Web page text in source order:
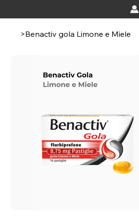
>Benactiv gola Limone e Miele